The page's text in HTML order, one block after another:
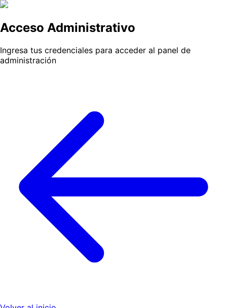
Acceso Administrativo
Ingresa tus credenciales para acceder al panel de
administración